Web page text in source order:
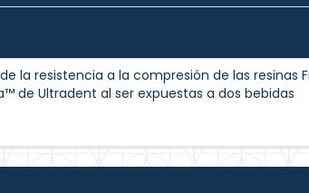
la resistencia a la compresión de las resinas
de Ultradent al ser expuestas a dos bebidas